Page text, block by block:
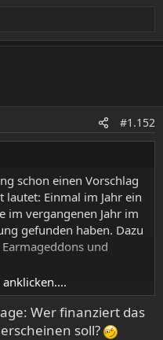
#1.152
schon einen Vorschlag
Einmal im Jahr ein
im vergangenen Jahr im
gefunden haben. Dazu
und
jeder (ist ja kein
bis zu einer
werden anschließend
Wer finanziert das
soll?